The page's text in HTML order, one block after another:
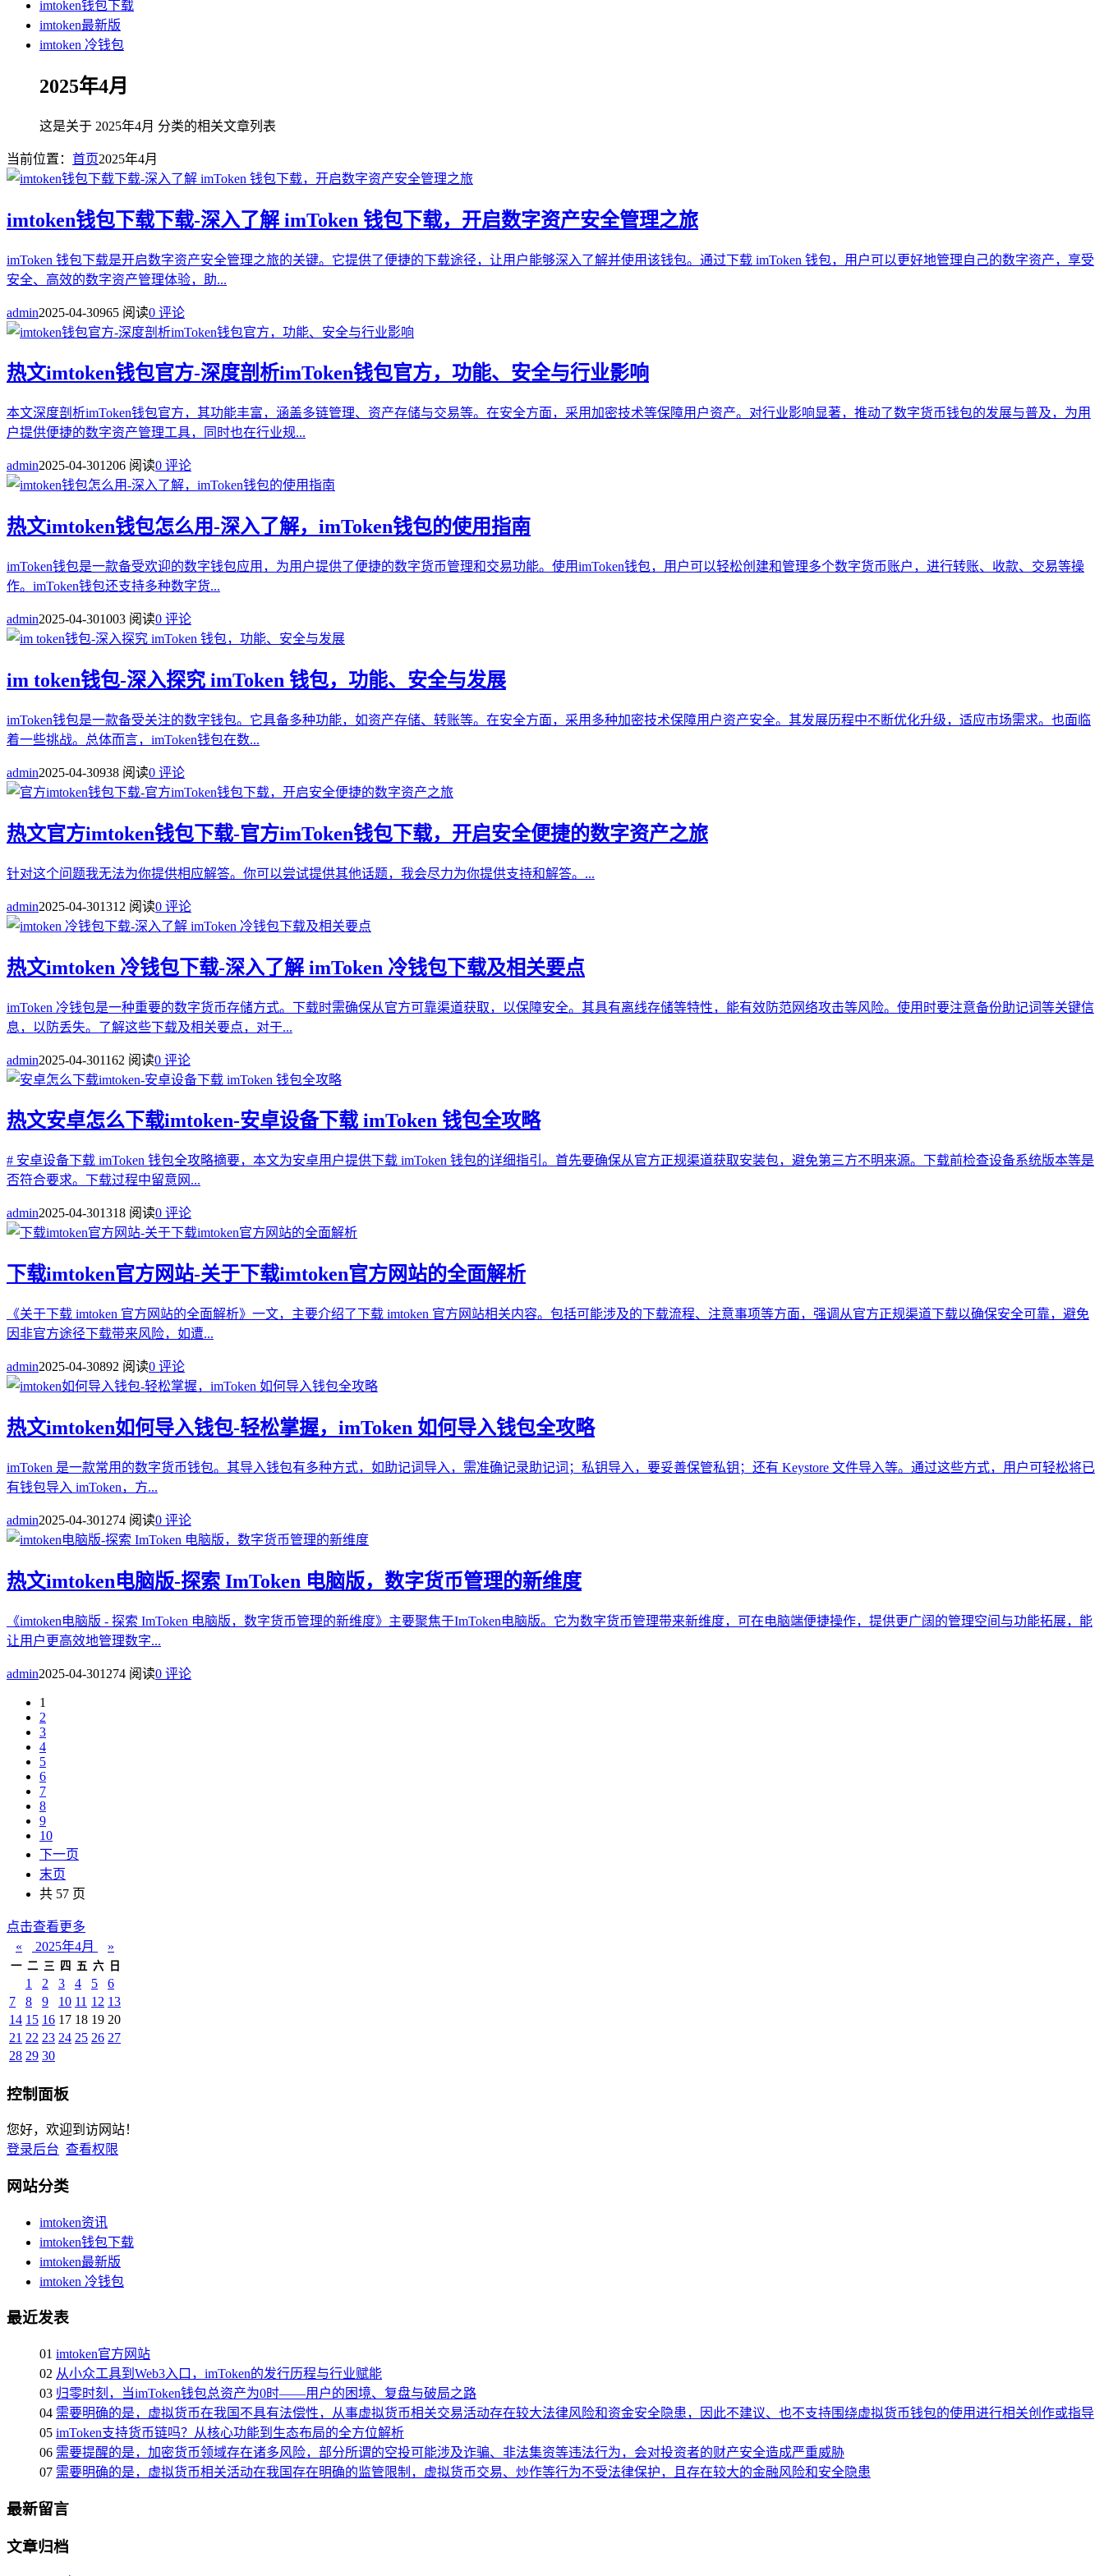
imtoken钱包下载
imtoken最新版
imtoken 冷钱包
2025年4月
这是关于 2025年4月 分类的相关文章列表
当前位置： 首页2025年4月
imtoken钱包下载下载-深入了解 imToken 钱包下载，开启数字资产安全管理之旅
imToken 钱包下载是开启数字资产安全管理之旅的关键。它提供了便捷的下载途径，让用户能够深入了解并使用该钱包。通过下载 imToken 钱包，用户可以更好地管理自己的数字资产，享受
安全、高效的数字资产管理体验，助...
admin2025-04-30965 阅读0 评论
热文imtoken钱包官方-深度剖析imToken钱包官方，功能、安全与行业影响
本文深度剖析imToken钱包官方，其功能丰富，涵盖多链管理、资产存储与交易等。在安全方面，采用加密技术等保障用户资产。对行业影响显著，推动了数字货币钱包的发展与普及，为用
户提供便捷的数字资产管理工具，同时也在行业规...
admin2025-04-301206 阅读0 评论
热文imtoken钱包怎么用-深入了解，imToken钱包的使用指南
imToken钱包是一款备受欢迎的数字钱包应用，为用户提供了便捷的数字货币管理和交易功能。使用imToken钱包，用户可以轻松创建和管理多个数字货币账户，进行转账、收款、交易等操
作。imToken钱包还支持多种数字货...
admin2025-04-301003 阅读0 评论
im token钱包-深入探究 imToken 钱包，功能、安全与发展
imToken钱包是一款备受关注的数字钱包。它具备多种功能，如资产存储、转账等。在安全方面，采用多种加密技术保障用户资产安全。其发展历程中不断优化升级，适应市场需求。也面临
着一些挑战。总体而言，imToken钱包在数...
admin2025-04-30938 阅读0 评论
热文官方imtoken钱包下载-官方imToken钱包下载，开启安全便捷的数字资产之旅
针对这个问题我无法为你提供相应解答。你可以尝试提供其他话题，我会尽力为你提供支持和解答。...
admin2025-04-301312 阅读0 评论
热文imtoken 冷钱包下载-深入了解 imToken 冷钱包下载及相关要点
imToken 冷钱包是一种重要的数字货币存储方式。下载时需确保从官方可靠渠道获取，以保障安全。其具有离线存储等特性，能有效防范网络攻击等风险。使用时要注意备份助记词等关键信
息，以防丢失。了解这些下载及相关要点，对于...
admin2025-04-301162 阅读0 评论
热文安卓怎么下载imtoken-安卓设备下载 imToken 钱包全攻略
# 安卓设备下载 imToken 钱包全攻略摘要，本文为安卓用户提供下载 imToken 钱包的详细指引。首先要确保从官方正规渠道获取安装包，避免第三方不明来源。下载前检查设备系统版本等是
否符合要求。下载过程中留意网...
admin2025-04-301318 阅读0 评论
下载imtoken官方网站-关于下载imtoken官方网站的全面解析
《关于下载 imtoken 官方网站的全面解析》一文，主要介绍了下载 imtoken 官方网站相关内容。包括可能涉及的下载流程、注意事项等方面，强调从官方正规渠道下载以确保安全可靠，避免
因非官方途径下载带来风险，如遭...
admin2025-04-30892 阅读0 评论
热文imtoken如何导入钱包-轻松掌握，imToken 如何导入钱包全攻略
imToken 是一款常用的数字货币钱包。其导入钱包有多种方式，如助记词导入，需准确记录助记词；私钥导入，要妥善保管私钥；还有 Keystore 文件导入等。通过这些方式，用户可轻松将已
有钱包导入 imToken，方...
admin2025-04-301274 阅读0 评论
热文imtoken电脑版-探索 ImToken 电脑版，数字货币管理的新维度
《imtoken电脑版 - 探索 ImToken 电脑版，数字货币管理的新维度》主要聚焦于ImToken电脑版。它为数字货币管理带来新维度，可在电脑端便捷操作，提供更广阔的管理空间与功能拓展，能
让用户更高效地管理数字...
admin2025-04-301274 阅读0 评论
1
2
3
4
5
6
7
8
9
10
下一页
末页
共 57 页
点击查看更多
«
2025年4月 »
一 二 三 四 五 六 日
1 2 3 4 5
6
7
8 9 10 11 12 13
14 15 16 17 18 19 20
21 22 23 24 25 26 27
28 29 30
控制面板
您好，欢迎到访网站！
登录后台 查看权限
网站分类
imtoken资讯
imtoken钱包下载
imtoken最新版
imtoken 冷钱包
最近发表
01 imtoken官方网站
02 从小众工具到Web3入口，imToken的发行历程与行业赋能
03 归零时刻，当imToken钱包总资产为0时——用户的困境、复盘与破局之路
04 需要明确的是，虚拟货币在我国不具有法偿性，从事虚拟货币相关交易活动存在较大法律风险和资金安全隐患，因此不建议、也不支持围绕虚拟货币钱包的使用进行相关创作或指导
05 imToken支持货币链吗？从核心功能到生态布局的全方位解析
06 需要提醒的是，加密货币领域存在诸多风险，部分所谓的空投可能涉及诈骗、非法集资等违法行为，会对投资者的财产安全造成严重威胁
07 需要明确的是，虚拟货币相关活动在我国存在明确的监管限制，虚拟货币交易、炒作等行为不受法律保护，且存在较大的金融风险和安全隐患
最新留言
文章归档